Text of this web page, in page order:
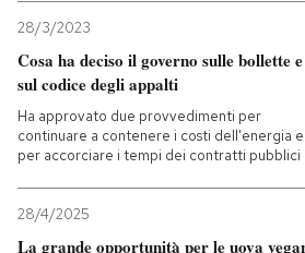
28/3/2023
Cosa ha deciso il governo sulle bollette e
sul codice degli appalti
Ha approvato due provvedimenti per
continuare a contenere i costi dell'energia e
per accorciare i tempi dei contratti pubblici
28/4/2025
La grande opportunità per le uova